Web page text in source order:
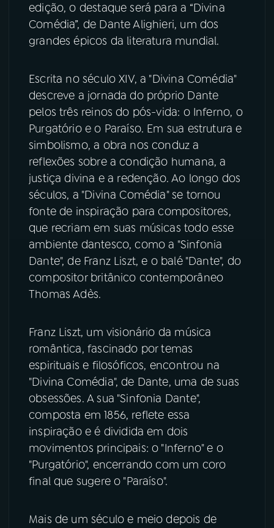
YouTube Facebook
TikTok
edição, o destaque será para a “Divina
Comédia”, de Dante Alighieri, um dos
grandes épicos da literatura mundial.
Escrita no século XIV, a "Divina Comédia"
descreve a jornada do próprio Dante
pelos três reinos do pós-vida: o Inferno, o
Purgatório e o Paraíso. Em sua estrutura e
simbolismo, a obra nos conduz a
reflexões sobre a condição humana, a
justiça divina e a redenção. Ao longo dos
séculos, a "Divina Comédia" se tornou
fonte de inspiração para compositores,
que recriam em suas músicas todo esse
ambiente dantesco, como a "Sinfonia
Dante", de Franz Liszt, e o balé "Dante", do
compositor britânico contemporâneo
Thomas Adès.
Franz Liszt, um visionário da música
romântica, fascinado por temas
espirituais e filosóficos, encontrou na
"Divina Comédia", de Dante, uma de suas
obsessões. A sua "Sinfonia Dante",
composta em 1856, reflete essa
inspiração e é dividida em dois
movimentos principais: o "Inferno" e o
"Purgatório", encerrando com um coro
final que sugere o "Paraíso".
Mais de um século e meio depois de